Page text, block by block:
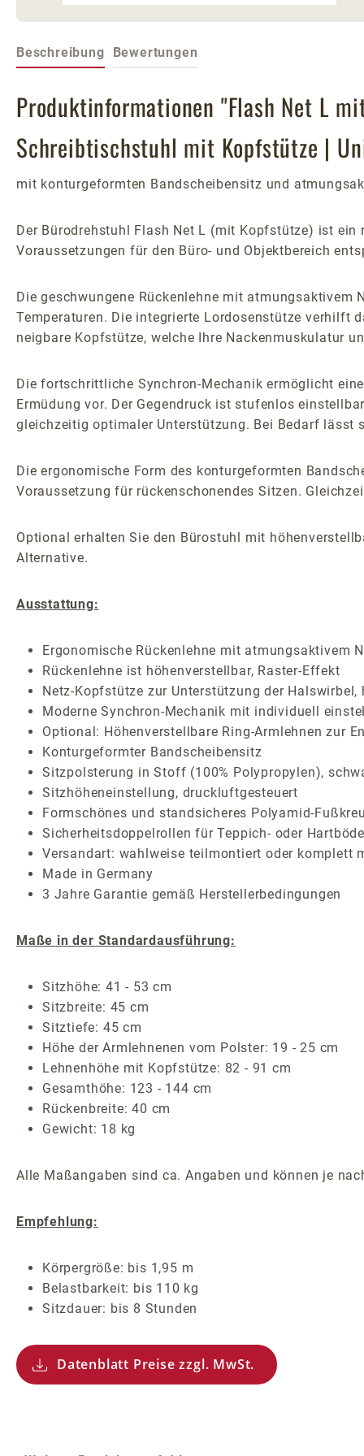
Beschreibung Bewertungen
Produktinformationen "Flash Net L
Schreibtischstuhl mit Kopfstütze |
mit konturgeformten Bandscheibensitz und
Der Bürodrehstuhl Flash Net L (mit Kopfstütze) ist
Voraussetzungen für den Büro- und Objektbereich
Die geschwungene Rückenlehne mit
Temperaturen. Die integrierte Lordosenstütze verhilft
neigbare Kopfstütze, welche Ihre Nackenmuskulatur
Die fortschrittliche Synchron-Mechanik ermöglicht
Ermüdung vor. Der Gegendruck ist stufenlos
gleichzeitig optimaler Unterstützung. Bei Bedarf lässt
Die ergonomische Form des konturgeformten
Voraussetzung für rückenschonendes Sitzen.
Optional erhalten Sie den Bürostuhl mit
Alternative.
Ausstattung:
Ergonomische Rückenlehne mit atmungsaktivem
Rückenlehne ist höhenverstellbar, Raster-Effekt
Netz-Kopfstütze zur Unterstützung der
Moderne Synchron-Mechanik mit individuell
Optional: Höhenverstellbare Ring-Armlehnen zur
Konturgeformter Bandscheibensitz
Sitzpolsterung in Stoff (100% Polypropylen),
Sitzhöheneinstellung, druckluftgesteuert
Formschönes und standsicheres Polyamid-
Sicherheitsdoppelrollen für Teppich- oder
Versandart: wahlweise teilmontiert oder komplett
Made in Germany
3 Jahre Garantie gemäß Herstellerbedingungen
Maße in der Standardausführung:
Sitzhöhe: 41 - 53 cm
Sitzbreite: 45 cm
Sitztiefe: 45 cm
Höhe der Armlehnenen vom Polster: 19 - 25 cm
Lehnenhöhe mit Kopfstütze: 82 - 91 cm
Gesamthöhe: 123 - 144 cm
Rückenbreite: 40 cm
Gewicht: 18 kg
Alle Maßangaben sind ca. Angaben und können je
Empfehlung:
Körpergröße: bis 1,95 m
Belastbarkeit: bis 110 kg
Sitzdauer: bis 8 Stunden
Datenblatt Preise zzgl. MwSt.